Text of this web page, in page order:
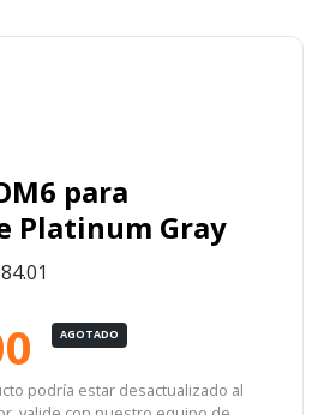
para
Platinum Gray
AGOTADO
podría estar desactualizado al